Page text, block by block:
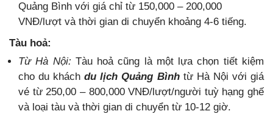
Quảng Bình với giá chỉ từ 150,000 – 200,000
VNĐ/lượt và thời gian di chuyển khoảng 4-6 tiếng.
Tàu hoả:
Từ Hà Nội: Tàu hoả cũng là một lựa chọn tiết kiệm
cho du kháchdu lịch Quảng Bìnhtừ Hà Nội với giá
vé từ 250,00 – 800,000 VNĐ/lượt/người tuỳ hạng ghế
và loại tàu và thời gian di chuyển từ 10-12 giờ.